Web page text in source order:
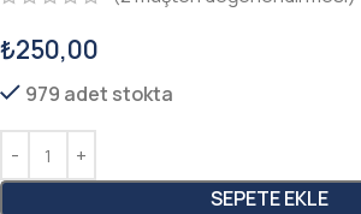
₺250,00
979 adet stokta
SEPETE EKLE